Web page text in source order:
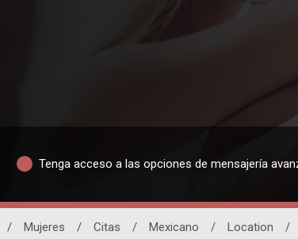
Tenga acceso a las opciones de mensajería
/ Mujeres / Citas / Mexicano / Location /